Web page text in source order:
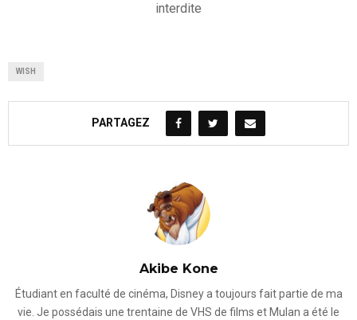
interdite
WISH
PARTAGEZ
Akibe Kone
Étudiant en faculté de cinéma, Disney a toujours fait partie de ma
vie. Je possédais une trentaine de VHS de films et Mulan a été le